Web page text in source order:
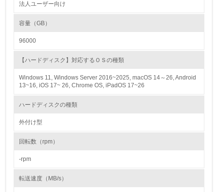
かしている
従業員が環境方針に基づいて自分の業務の中で行うべき環
法人ユーザー向け
容量（GB）
96000
【ハードディスク】対応するＯＳの種類
Windows 11, Windows Server 2016~2025, macOS 14～26, Android
13~16, iOS 17~ 26, Chrome OS, iPadOS 17~26
ハードディスクの種類
外付け型
回転数（rpm）
-rpm
転送速度（MB/s）